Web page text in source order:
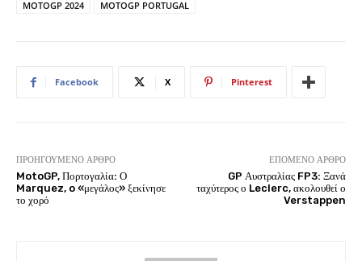
MOTOGP 2024 MOTOGP PORTUGAL
Facebook X Pinterest
ΠΡΟΗΓΟΎΜΕΝΟ ΆΡΘΡΟ
MotoGP, Πορτογαλία: Ο
Marquez, o «μεγάλος» ξεκίνησε
το χορό
ΕΠΌΜΕΝΟ ΆΡΘΡΟ
GP Αυστραλίας FP3: Ξανά
ταχύτερος ο Leclerc, ακολουθεί ο
Verstappen